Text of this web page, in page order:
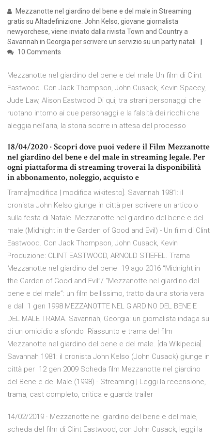
Mezzanotte nel giardino del bene e del male in Streaming
gratis su Altadefinizione: John Kelso, giovane giornalista
newyorchese, viene inviato dalla rivista Town and Country a
Savannah in Georgia per scrivere un servizio su un party natali
10 Comments
Mezzanotte nel giardino del bene e del male Un film di Clint
Eastwood. Con Jack Thompson, John Cusack, Kevin Spacey,
Jude Law, Alison Eastwood Di qui, tra strani personaggi che
ruotano intorno ai due personaggi e la falsità dei ricchi che
aleggia nell'aria, la storia scorre in attesa del processo
18/04/2020 · Scopri dove puoi vedere il Film Mezzanotte
nel giardino del bene e del male in streaming legale. Per
ogni piattaforma di streaming troverai la disponibilità
in abbonamento, noleggio, acquisto e
Trama[modifica | modifica wikitesto]. Savannah 1981: il
cronista John Kelso giunge in città per scrivere un articolo
sulla festa di Natale Mezzanotte nel giardino del bene e del
male (Midnight in the Garden of Good and Evil) - Un film di Clint
Eastwood. Con Jack Thompson, John Cusack, Kevin
Produzione: CLINT EASTWOOD, ARNOLD STIEFEL. Trama
Mezzanotte nel giardino del bene 19 ago 2016 “Midnight in
the Garden of Good and Evil”/ “Mezzanotte nel giardino del
bene e del male”: un film bellissimo, tratto da una storia vera
e dal 1 gen 1998 MEZZANOTTE NEL GIARDINO DEL BENE E
DEL MALE TRAMA. Savannah, Georgia: un giornalista indaga su
di un omicidio a sfondo Riassunto e trama del film
Mezzanotte nel giardino del bene e del male. [da Wikipedia].
Savannah 1981: il cronista John Kelso (John Cusack) giunge in
città per 12 gen 2009 Scheda film Mezzanotte nel giardino
del Bene e del Male (1998) - Streaming | Leggi la recensione,
trama, cast completo, critica e guarda trailer
14/02/2019 · Mezzanotte nel giardino del bene e del male,
scheda del film di Clint Eastwood, con John Cusack, leggi la